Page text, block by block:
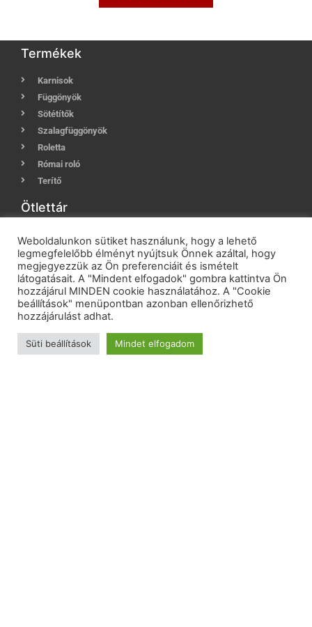
Termékek
Karnisok
Függönyök
Sötétítők
Szalagfüggönyök
Roletta
Római roló
Terítő
Ötlettár
Függöny, sötétítő tippek
Mosási, kezelési tanácsok
Szalagfüggöny méretvételi útmutató
Szalagfüggöny szerelési útmutató
Roletta méretvételi segédlet
Roletta szerelési útmutató
Weboldalunkon sütiket használunk, hogy a lehető
legmegfelelőbb élményt nyújtsuk Önnek azáltal, hogy
megjegyezzük az Ön preferenciáit és ismételt
látogatásait. A "Mindent elfogadok" gombra kattintva Ön
hozzájárul MINDEN cookie használatához. A "Cookie
beállítások" menüpontban azonban ellenőrizhető
hozzájárulást adhat.
Süti beállítások Mindet elfogadom